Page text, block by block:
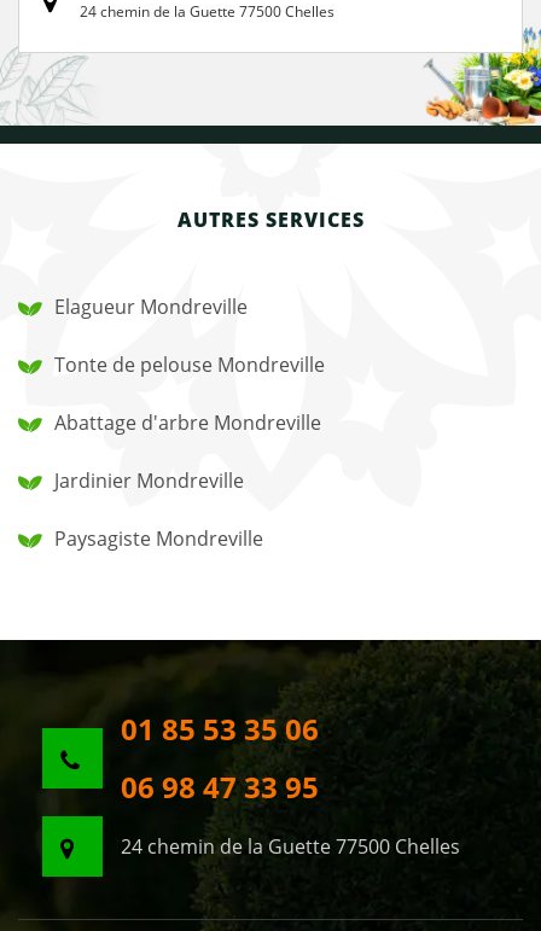
24 chemin de la Guette 77500 Chelles
AUTRES SERVICES
Elagueur Mondreville
Tonte de pelouse Mondreville
Abattage d'arbre Mondreville
Jardinier Mondreville
Paysagiste Mondreville
01 85 53 35 06
06 98 47 33 95
24 chemin de la Guette 77500 Chelles